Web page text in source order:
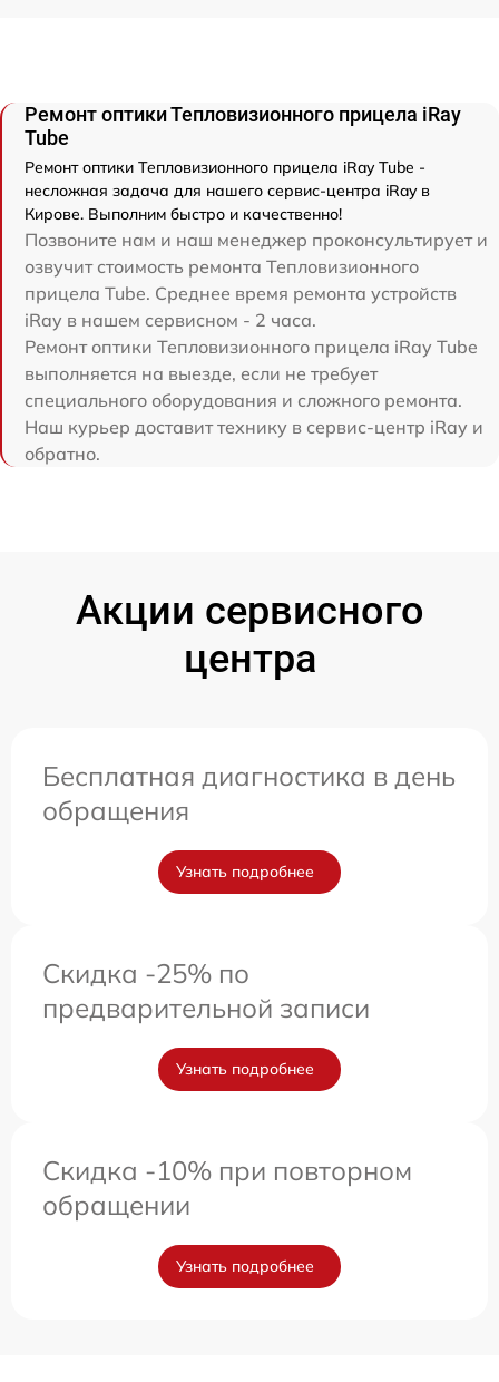
Ремонт оптики Тепловизионного прицела iRay
Tube
Ремонт оптики Тепловизионного прицела iRay Tube -
несложная задача для нашего сервис-центра iRay в
Кирове. Выполним быстро и качественно!
Позвоните нам и наш менеджер проконсультирует и
озвучит стоимость ремонта Тепловизионного
прицела Tube. Среднее время ремонта устройств
iRay в нашем сервисном - 2 часа.
Ремонт оптики Тепловизионного прицела iRay Tube
выполняется на выезде, если не требует
специального оборудования и сложного ремонта.
Наш курьер доставит технику в сервис-центр iRay и
обратно.
Акции сервисного
центра
Бесплатная диагностика в день
обращения
Узнать подробнее
Скидка -25% по
предварительной записи
Узнать подробнее
Скидка -10% при повторном
обращении
Узнать подробнее